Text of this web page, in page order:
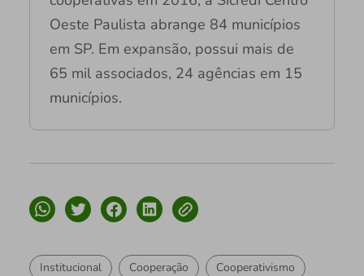
Oeste Paulista abrange 84 municípios
em SP. Em expansão, possui mais de
65 mil associados, 24 agências em 15
municípios.
Institucional Cooperação Cooperativismo